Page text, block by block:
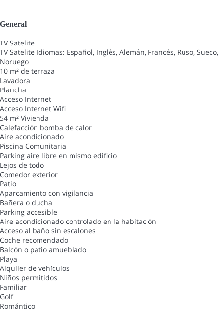
General
TV Satelite
TV Satelite Idiomas: Español, Inglés, Alemán, Francés, Ruso, Sueco,
Noruego
10 m² de terraza
Lavadora
Plancha
Acceso Internet
Acceso Internet Wifi
54 m² Vivienda
Calefacción bomba de calor
Aire acondicionado
Piscina Comunitaria
Parking aire libre en mismo edificio
Lejos de todo
Comedor exterior
Patio
Aparcamiento con vigilancia
Bañera o ducha
Parking accesible
Aire acondicionado controlado en la habitación
Acceso al baño sin escalones
Coche recomendado
Balcón o patio amueblado
Playa
Alquiler de vehículos
Niños permitidos
Familiar
Golf
Romántico